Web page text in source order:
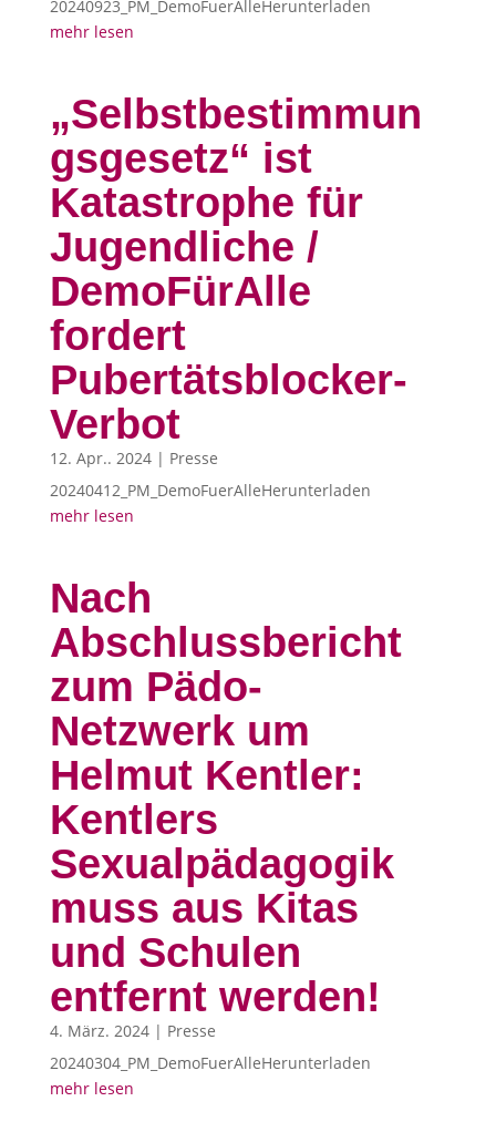
20240923_PM_DemoFuerAlleHerunterladen
mehr lesen
„Selbstbestimmun
gsgesetz“ ist
Katastrophe für
Jugendliche /
DemoFürAlle
fordert
Pubertätsblocker-
Verbot
12. Apr.. 2024| Presse
20240412_PM_DemoFuerAlleHerunterladen
mehr lesen
Nach
Abschlussbericht
zum Pädo-
Netzwerk um
Helmut Kentler:
Kentlers
Sexualpädagogik
muss aus Kitas
und Schulen
entfernt werden!
4. März. 2024| Presse
20240304_PM_DemoFuerAlleHerunterladen
mehr lesen